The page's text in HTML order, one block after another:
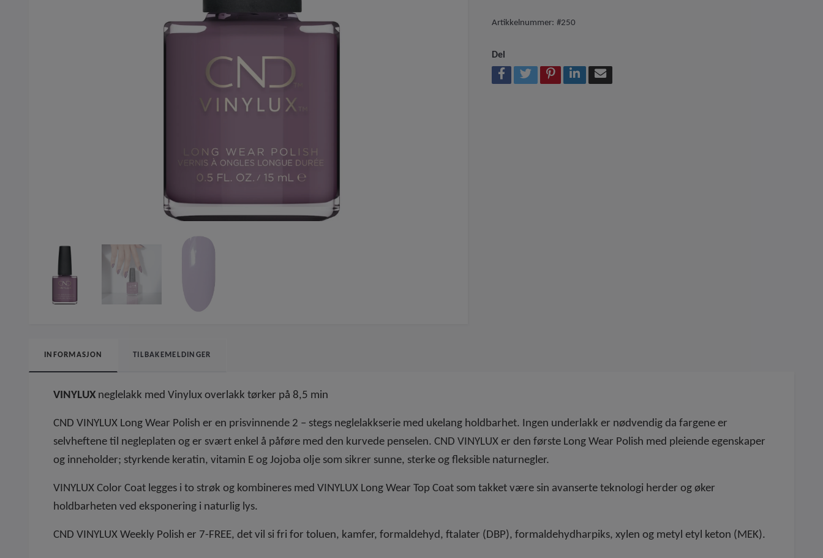
Artikkelnummer: #250
Del
INFORMASJON TILBAKEMELDINGER
VINYLUX neglelakk med Vinylux overlakk tørker på 8,5 min
CND VINYLUX Long Wear Polish er en prisvinnende 2 – stegs neglelakkserie med ukelang holdbarhet. Ingen underlakk er nødvendig da fargene er
selvheftene til negleplaten og er svært enkel å påføre med den kurvede penselen. CND VINYLUX er den første Long Wear Polish med pleiende egenskaper
og inneholder; styrkende keratin, vitamin E og Jojoba olje som sikrer sunne, sterke og fleksible naturnegler.
VINYLUX Color Coat legges i to strøk og kombineres med VINYLUX Long Wear Top Coat som takket være sin avanserte teknologi herder og øker
holdbarheten ved eksponering i naturlig lys.
CND VINYLUX Weekly Polish er 7-FREE, det vil si fri for toluen, kamfer, formaldehyd, ftalater (DBP), formaldehydharpiks, xylen og metyl etyl keton (MEK).